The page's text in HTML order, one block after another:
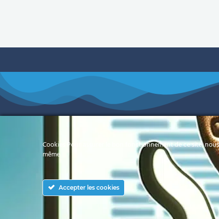
Votre référence informatique en Polynésie
© 2022 CYBERTECH Polynésie- CGV -Mentions Légales-
Cookies Pour assurer le bon fonctionnement de ce site,
même.
Accepter les cookies